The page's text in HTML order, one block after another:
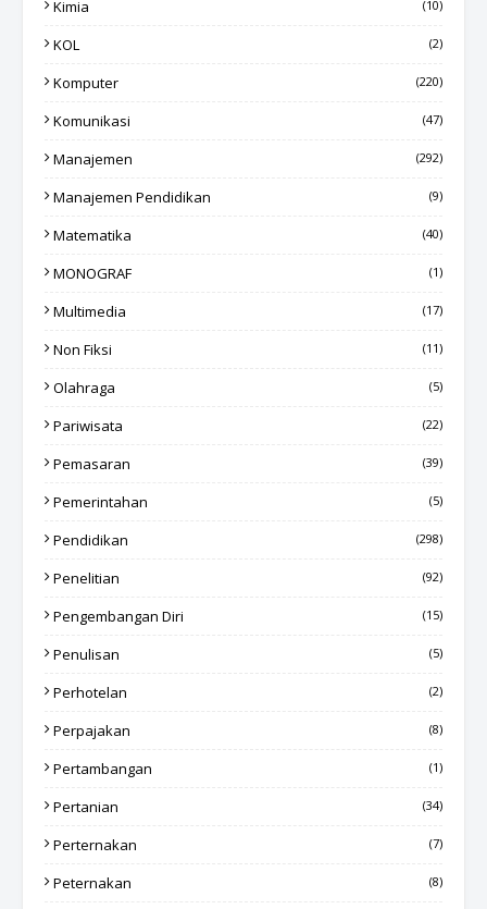
Kimia (10)
KOL (2)
Komputer (220)
Komunikasi (47)
Manajemen (292)
Manajemen Pendidikan (9)
Matematika (40)
MONOGRAF (1)
Multimedia (17)
Non Fiksi (11)
Olahraga (5)
Pariwisata (22)
Pemasaran (39)
Pemerintahan (5)
Pendidikan (298)
Penelitian (92)
Pengembangan Diri (15)
Penulisan (5)
Perhotelan (2)
Perpajakan (8)
Pertambangan (1)
Pertanian (34)
Perternakan (7)
Peternakan (8)